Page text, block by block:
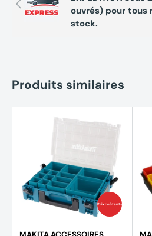
ouvrés) pour tous
stock.
Produits similaires
Prix coûtants